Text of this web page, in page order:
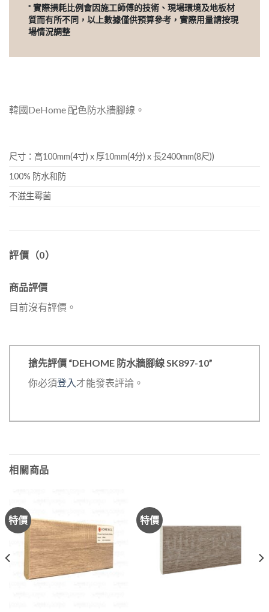
* 實際損耗比例會因施工師傅的技術、現場環境及地板材
質而有所不同，以上數據僅供預算參考，實際用量請按現
場情況調整
韓國DeHome 配色防水牆腳線。
尺寸：高100mm(4寸) x 厚10mm(4分) x 長2400mm(8尺))
100% 防水和防
不滋生霉菌
評價（0）
商品評價
目前沒有評價。
搶先評價 “DEHOME 防水牆腳線 SK897-10”
你必須登入才能發表評論。
相關商品
特價 特價